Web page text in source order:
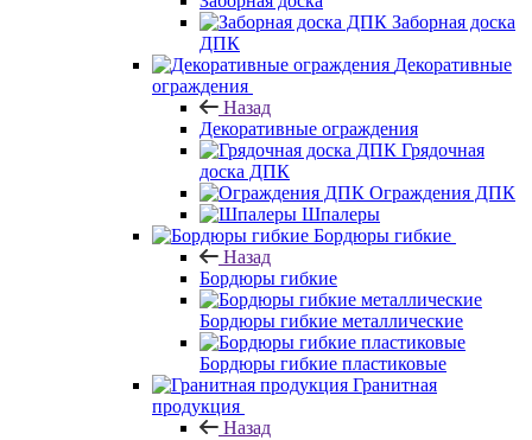
Заборная доска
ДПК
Декоративные
ограждения
Назад
Декоративные ограждения
Грядочная
доска ДПК
Ограждения ДПК
Шпалеры
Бордюры гибкие
Назад
Бордюры гибкие
Бордюры гибкие металлические
Бордюры гибкие пластиковые
Гранитная
продукция
Назад